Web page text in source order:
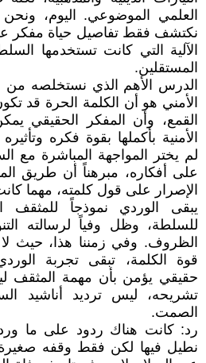
العلمي الموضوعي. اليوم، ونحن
نكتشف فقط تفاصيل حياة مفكر
الآلية التي كانت تستخدمها
المستقلين.
الدرس الأهم الذي نستخلصه
الأمني هو أن الكلمة الحرة قد
القمع، وأن المفكر الحقيقي
الأمنية بأكملها بقوة فكره
لم يختر المواجهة المباشرة مع
على أفكاره، مبرهناً أن طريق
الإصرار على قول كلمته، مهما
يبقى الوردي نموذجاً
للسلطة، وظل وفياً لرسالته
الظروف. وفي زمننا هذا، حيث
قوة الكلمة، تبقى تجربة
حقيقي يؤمن بأن مهمة المثقف
تشريحه، ليس ترديد أناشيد
الصمت.
رد: كانت هناك ردود على ما
نطيل فيها لكن فقط وقفه